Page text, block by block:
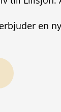
en